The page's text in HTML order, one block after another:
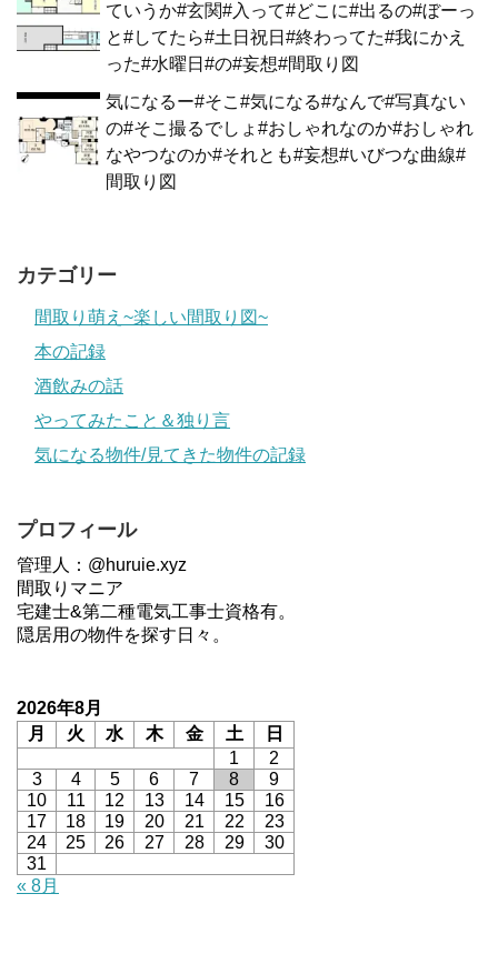
ていうか#玄関#入って#どこに#出るの#ぼーっ
と#してたら#土日祝日#終わってた#我にかえ
った#水曜日#の#妄想#間取り図
気になるー#そこ#気になる#なんで#写真ない
の#そこ撮るでしょ#おしゃれなのか#おしゃれ
なやつなのか#それとも#妄想#いびつな曲線#
間取り図
カテゴリー
間取り萌え~楽しい間取り図~
本の記録
酒飲みの話
やってみたこと＆独り言
気になる物件/見てきた物件の記録
プロフィール
管理人：@huruie.xyz
間取りマニア
宅建士&第二種電気工事士資格有。
隠居用の物件を探す日々。
2026年8月
月
火 水 木 金 土
日
1
2
3
4 5 6 7 8
9
10
11 12 13 14 15
16
17
18 19 20 21 22
23
24
25 26 27 28 29
30
31
« 8月